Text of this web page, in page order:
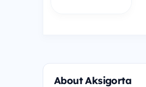
About Aksigorta